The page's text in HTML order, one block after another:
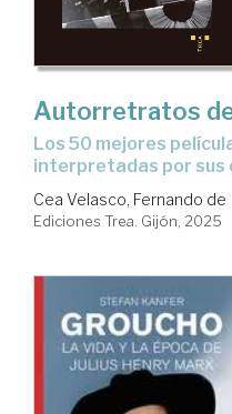
Autorretratos
Los 50 mejores películas de Hollywood
interpretadas por sus
Cea Velasco, Fernando de
Ediciones Trea. Gijón, 2025